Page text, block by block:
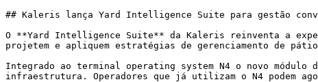
## Kaleris lança Yard Intelligence Suite para gestão
O **Yard Intelligence Suite** da Kaleris reinventa a
projetem e apliquem estratégias de gerenciamento de
Integrado ao terminal operating system N4 o novo módulo
infraestrutura. Operadores que já utilizam o N4 podem